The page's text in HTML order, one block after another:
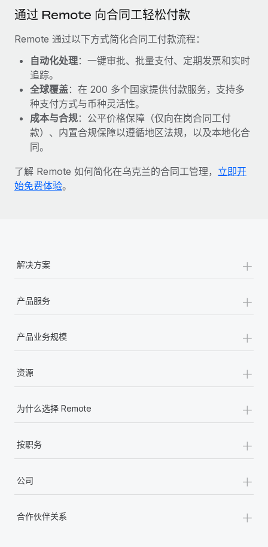
福利
actually looks like
Most teams hear "payroll implementation" and picture a
了解更多
通过 Remote 向合同工轻松付款
Remote 通过以下方式简化合同工付款流程：
自动化处理：一键审批、批量支付、定期发票和实时
追踪。
全球覆盖：在 200 多个国家提供付款服务，支持多
种支付方式与币种灵活性。
成本与合规：公平价格保障（仅向在岗合同工付
款）、内置合规保障以遵循地区法规，以及本地化合
同。
了解 Remote 如何简化在乌克兰的合同工管理， 立即开
始免费体验。
解决方案 +
产品服务 +
产品业务规模 +
资源 +
为什么选择 Remote +
按职务 +
公司 +
合作伙伴关系 +